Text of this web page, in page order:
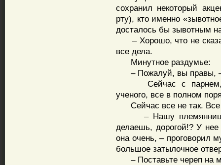
сохранил некоторый
рту), кто именно
досталось бы зывотным
– Хорошо, что не
все дела.
Минутное раздумье:
– Пожалуй, вы правы, –
Сейчас с парнем,
ученого, все в полном
Сейчас все не так. Все
– Нашу племянницу
делаешь, дорогой!? У нее
она очень, – проговорил
большое затылочное
– Поставьте череп на